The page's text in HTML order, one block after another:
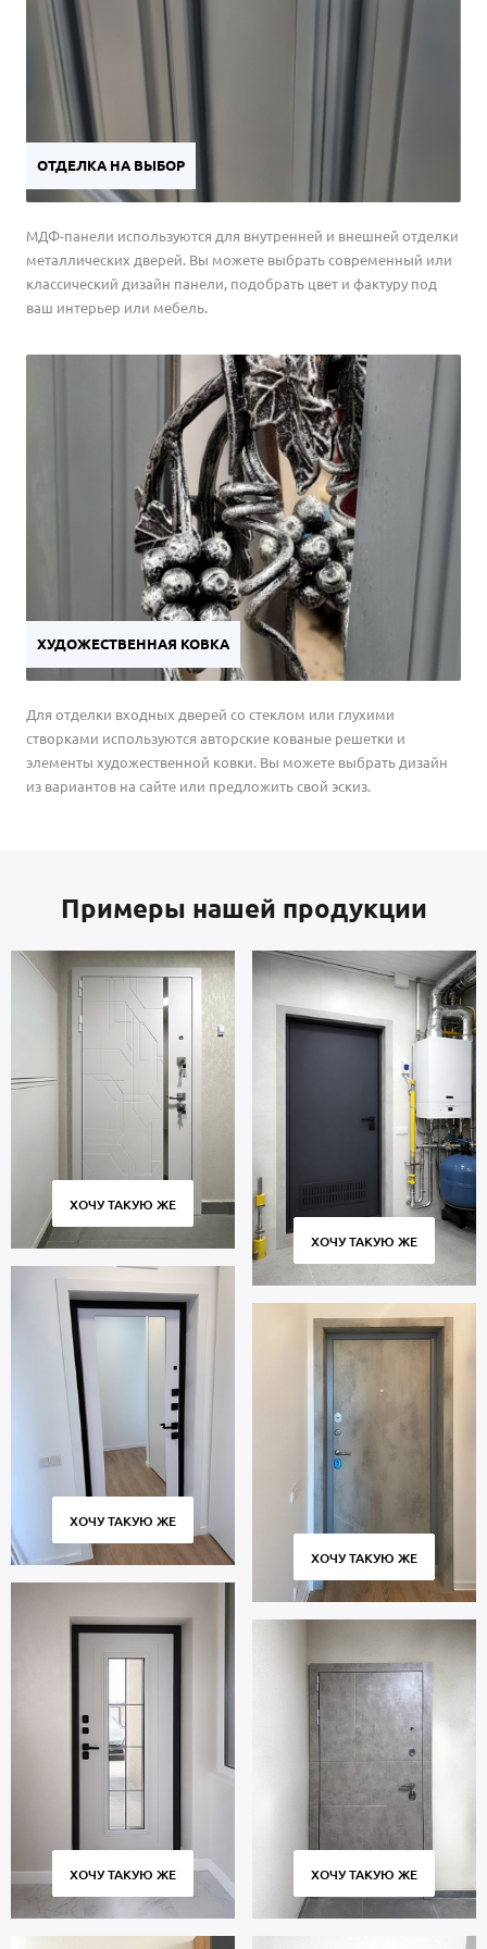
ОТДЕЛКА НА ВЫБОР
МДФ-панели используются для внутренней и внешней отделки
металлических дверей. Вы можете выбрать современный или
классический дизайн панели, подобрать цвет и фактуру под
ваш интерьер или мебель.
ХУДОЖЕСТВЕННАЯ КОВКА
Для отделки входных дверей со стеклом или глухими
створками используются авторские кованые решетки и
элементы художественной ковки. Вы можете выбрать дизайн
из вариантов на сайте или предложить свой эскиз.
Примеры нашей продукции
ХОЧУ ТАКУЮ ЖЕ
ХОЧУ ТАКУЮ ЖЕ
ХОЧУ ТАКУЮ ЖЕ
ХОЧУ ТАКУЮ ЖЕ
ХОЧУ ТАКУЮ ЖЕ
ХОЧУ ТАКУЮ ЖЕ